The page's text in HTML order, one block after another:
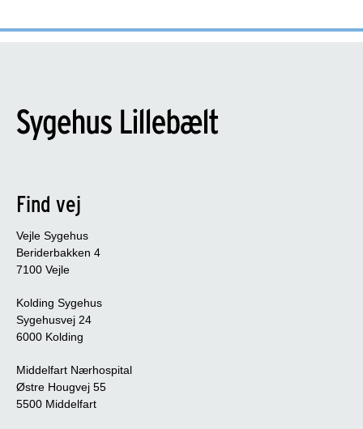
Find vej
Vejle Sygehus
Beriderbakken 4
7100 Vejle
Kolding Sygehus
Sygehusvej 24
6000 Kolding
Middelfart Nærhospital
Østre Hougvej 55
5500 Middelfart